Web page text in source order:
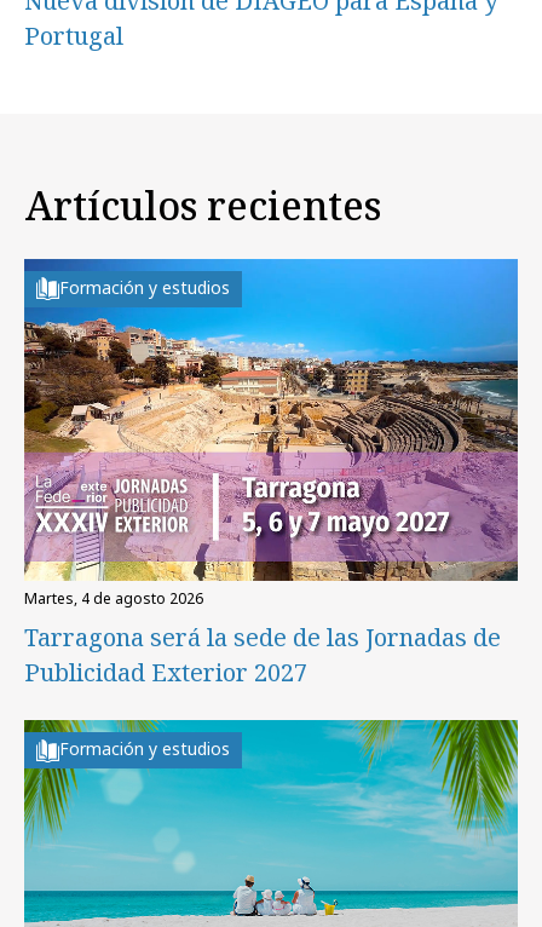
Portugal
Artículos recientes
Formación y estudios
martes, 4 de agosto 2026
Tarragona será la sede de las Jornadas de
Publicidad Exterior 2027
Formación y estudios